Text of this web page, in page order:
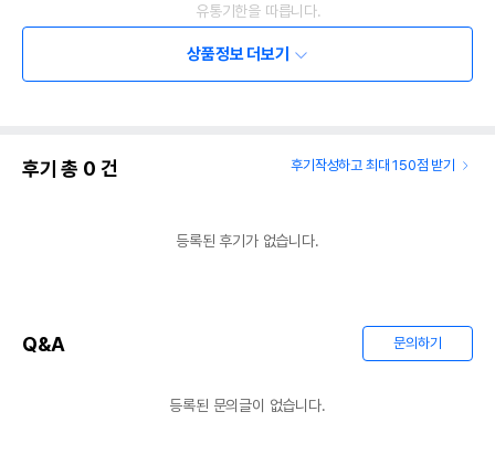
유통기한을 따릅니다.
상품정보 더보기
후기 총 0 건 후기작성하고 최대 150점 받기
등록된 후기가 없습니다.
Q&A 문의하기
등록된 문의글이 없습니다.